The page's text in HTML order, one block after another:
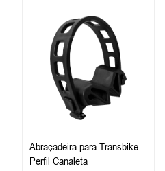
Abraçadeira para Transbike
Perfil Canaleta